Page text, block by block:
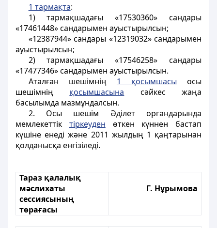
1 тармақта:
1) тармақшадағы «17530360» сандары
«17461448» сандарымен ауыстырылсын;
«12387944» сандары «12319032» сандарымен
ауыстырылсын;
2) тармақшадағы «17546258» сандары
«17477346» сандарымен ауыстырылсын.
Аталған шешімнің 1 қосымшасы осы
шешімнің қосымшасына сәйкес жаңа
басылымда мазмұндалсын.
2. Осы шешім Әділет органдарында
мемлекеттік тіркеуден өткен күннен бастап
күшіне енеді және 2011 жылдың 1 қаңтарынан
қолданысқа енгізіледі.
Тараз қалалық
мәслихаты
сессиясының
төрағасы
Г. Нұрымова